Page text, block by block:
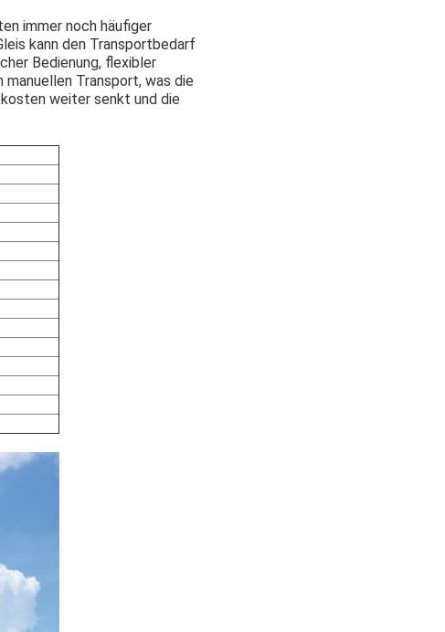
immer noch häufiger
kann den Transportbedarf
Bedienung, flexibler
manuellen Transport, was die
weiter senkt und die